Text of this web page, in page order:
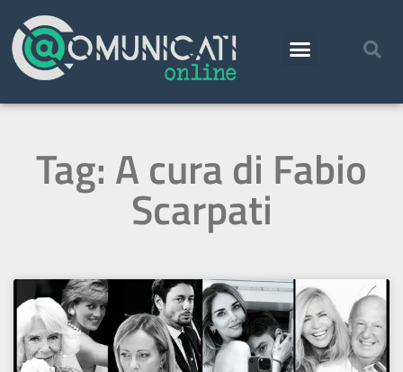
Tag: A cura di Fabio
Scarpati